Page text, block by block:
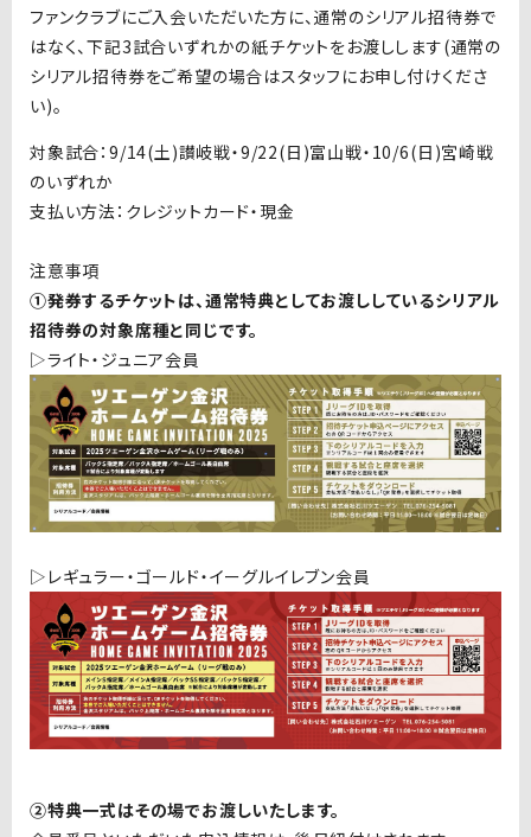
ファンクラブにご入会いただいた方に、通常のシリアル招待券で
はなく、下記3試合いずれかの紙チケットをお渡しします(通常の
シリアル招待券をご希望の場合はスタッフにお申し付けくださ
い)。
対象試合： 9/14(土 )讃岐戦・9/22(日 )富山戦・ 10/6(日 )宮崎戦
のいずれか
支払い方法：クレジットカード・現金
注意事項
①発券するチケットは、通常特典としてお渡ししているシリアル
招待券の対象席種と同じです。
▷ライト・ジュニア会員
▷ レギュラー・ゴールド・イーグルイレブン会員
②特典一式はその場でお渡しいたします。